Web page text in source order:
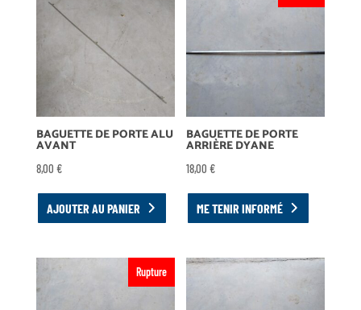
BAGUETTE DE PORTE ALU
AVANT
8,00 €
AJOUTER AU PANIER
BAGUETTE DE PORTE
ARRIÈRE DYANE
18,00€
ME TENIR INFORMÉ
Rupture